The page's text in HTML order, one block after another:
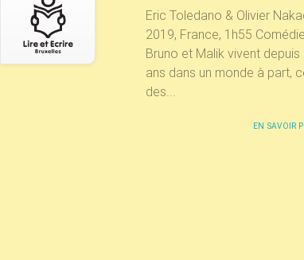
Eric Toledano & Olivier
2019, France, 1h55 Comédie
Bruno et Malik vivent depuis
ans dans un monde à part,
des...
EN SAVOIR